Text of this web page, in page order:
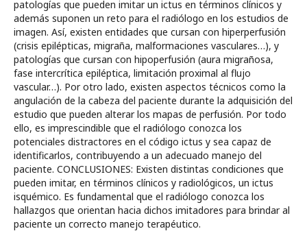
patologías que pueden imitar un ictus en términos clínicos y
además suponen un reto para el radiólogo en los estudios de
imagen. Así, existen entidades que cursan con hiperperfusión
(crisis epilépticas, migraña, malformaciones vasculares…), y
patologías que cursan con hipoperfusión (aura migrañosa,
fase intercrítica epiléptica, limitación proximal al flujo
vascular…). Por otro lado, existen aspectos técnicos como la
angulación de la cabeza del paciente durante la adquisición del
estudio que pueden alterar los mapas de perfusión. Por todo
ello, es imprescindible que el radiólogo conozca los
potenciales distractores en el código ictus y sea capaz de
identificarlos, contribuyendo a un adecuado manejo del
paciente. CONCLUSIONES: Existen distintas condiciones que
pueden imitar, en términos clínicos y radiológicos, un ictus
isquémico. Es fundamental que el radiólogo conozca los
hallazgos que orientan hacia dichos imitadores para brindar al
paciente un correcto manejo terapéutico.